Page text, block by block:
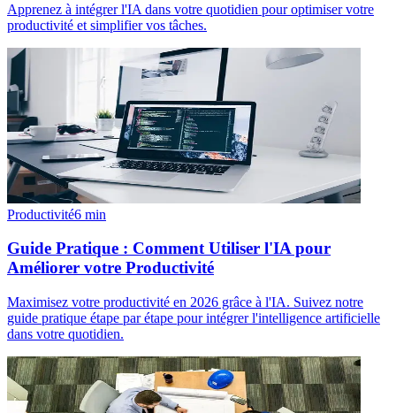
Apprenez à intégrer l'IA dans votre quotidien pour optimiser votre
productivité et simplifier vos tâches.
Productivité6 min
Guide Pratique : Comment Utiliser l'IA pour
Améliorer votre Productivité
Maximisez votre productivité en 2026 grâce à l'IA. Suivez notre
guide pratique étape par étape pour intégrer l'intelligence artificielle
dans votre quotidien.